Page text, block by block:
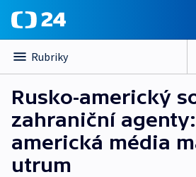
Rubriky
Rusko-americký
zahraniční
americká média
utrum